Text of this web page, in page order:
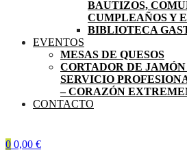
BAUTIZOS,
CUMPLEAÑOS Y
BIBLIOTECA
EVENTOS
MESAS DE QUESOS
CORTADOR DE
SERVICIO
– CORAZÓN
CONTACTO
0 0,00 €